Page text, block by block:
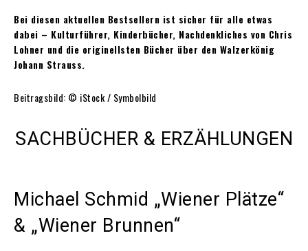
Bei diesen aktuellen Bestsellern ist sicher für alle etwas
dabei – Kulturführer, Kinderbücher, Nachdenkliches von Chris
Lohner und die originellsten Bücher über den Walzerkönig
Johann Strauss.
Beitragsbild: © iStock / Symbolbild
SACHBÜCHER & ERZÄHLUNGEN
Michael Schmid „Wiener Plätze“
& „Wiener Brunnen“